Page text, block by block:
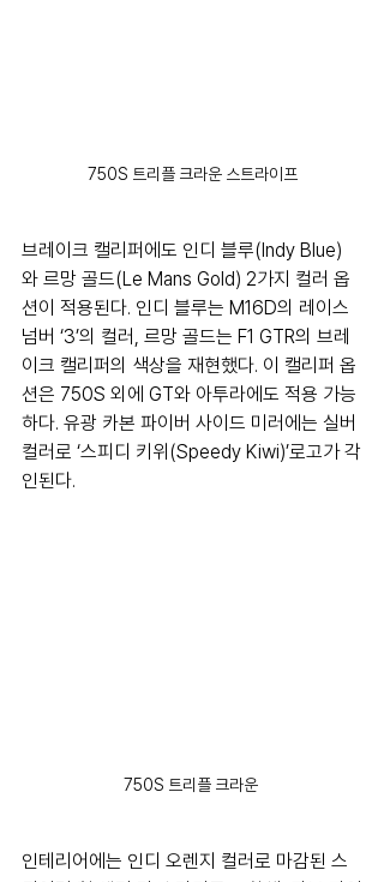
750S 트리플 크라운 스트라이프
브레이크 캘리퍼에도 인디 블루(Indy Blue)
와 르망 골드(Le Mans Gold) 2가지 컬러 옵
션이 적용된다. 인디 블루는 M16D의 레이스
넘버 ‘3’의 컬러, 르망 골드는 F1 GTR의 브레
이크 캘리퍼의 색상을 재현했다. 이 캘리퍼 옵
션은 750S 외에 GT와 아투라에도 적용 가능
하다. 유광 카본 파이버 사이드 미러에는 실버
컬러로 ‘스피디 키위(Speedy Kiwi)’로고가 각
인된다.
750S 트리플 크라운
인테리어에는 인디 오렌지 컬러로 마감된 스